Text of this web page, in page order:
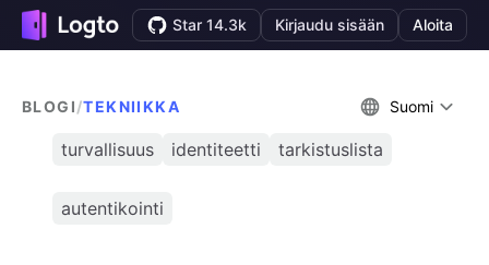
Star 14.3k Kirjaudu sisään Aloita
BLOGI/TEKNIIKKA Suomi
turvallisuus identiteetti tarkistuslista
autentikointi